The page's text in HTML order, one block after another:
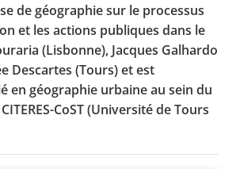
les actualités
vous de l’APHG
Concours scolaires
de géographie sur le processus
et les actions publiques dans le
(Lisbonne), Jacques Galhardo
Descartes (Tours) et est
en géographie urbaine au sein du
CoST (Université de Tours